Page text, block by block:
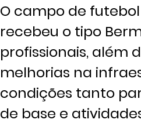
O campo de
recebeu o tipo
profissionais, além
melhorias na
condições tanto
de base e